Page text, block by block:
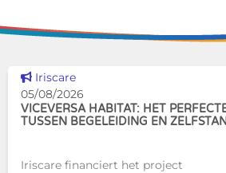
Dit nieuws tonen
Iriscare
05/08/2026
VICEVERSA HABITAT: HET
TUSSEN BEGELEIDING EN
Iriscare financiert het project